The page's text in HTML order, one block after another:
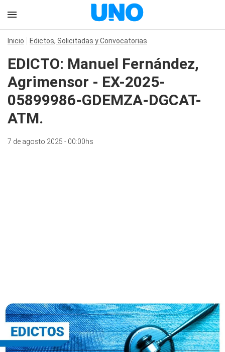
Inicio Edictos, Solicitadas y Convocatorias
EDICTO: Manuel Fernández,
Agrimensor - EX-2025-
05899986-GDEMZA-DGCAT-
ATM.
7 de agosto 2025 - 00:00hs